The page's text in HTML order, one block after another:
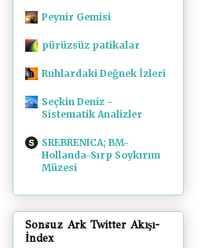
Peynir Gemisi
pürüzsüz patikalar
Ruhlardaki Değnek İzleri
Seçkin Deniz -
Sistematik Analizler
SREBRENICA; BM-
Hollanda-Sırp Soykırım
Müzesi
Sonsuz Ark Twitter Akışı-
İndex